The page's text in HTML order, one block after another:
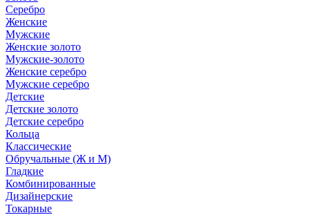
Серебро
Женские
Мужские
Женские золото
Мужские-золото
Женские серебро
Мужские серебро
Детские
Детские золото
Детские серебро
Кольца
Классические
Обручальные (Ж и М)
Гладкие
Комбинированные
Дизайнерские
Токарные